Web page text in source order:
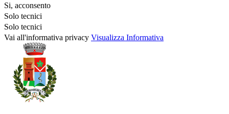
Si, acconsento
Solo tecnici
Solo tecnici
Vai all'informativa privacy Visualizza Informativa